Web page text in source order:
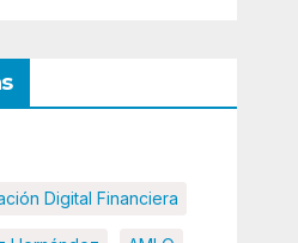
Digital Financiera